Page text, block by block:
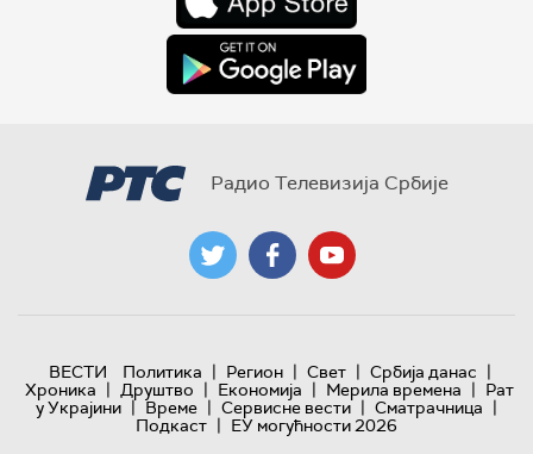
Радио Телевизија Србије
ВЕСТИ Политика | Регион | Свет | Србија данас |
Хроника | Друштво | Економија | Мерила времена | Рат
у Украјини | Време | Сервисне вести | Сматрачница |
Подкаст | ЕУ могућности 2026